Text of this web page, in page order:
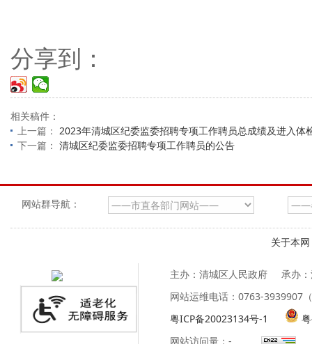
分享到：
相关稿件：
上一篇： 2023年清城区纪委监委招聘专项工作聘员总成绩及进入体
下一篇： 清城区纪委监委招聘专项工作聘员的公告
网站群导航：
关于本网
主办：清城区人民政府
承办
网站运维电话：0763-3939907
粤ICP备20023134号-1
网站访问量： -